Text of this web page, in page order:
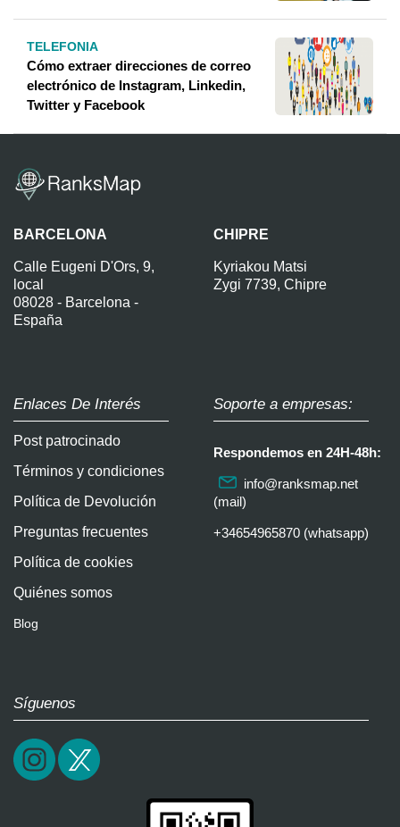
TELEFONIA
Cómo extraer direcciones de correo
electrónico de Instagram, Linkedin,
Twitter y Facebook
BARCELONA
Calle Eugeni D'Ors, 9,
local
08028 - Barcelona -
España
CHIPRE
Kyriakou Matsi
Zygi 7739, Chipre
Enlaces De Interés
Post patrocinado
Términos y condiciones
Política de Devolución
Preguntas frecuentes
Política de cookies
Quiénes somos
Blog
Soporte a empresas:
Respondemos en 24H-48h:
info@ranksmap.net
(mail)
+34654965870 (whatsapp)
Síguenos